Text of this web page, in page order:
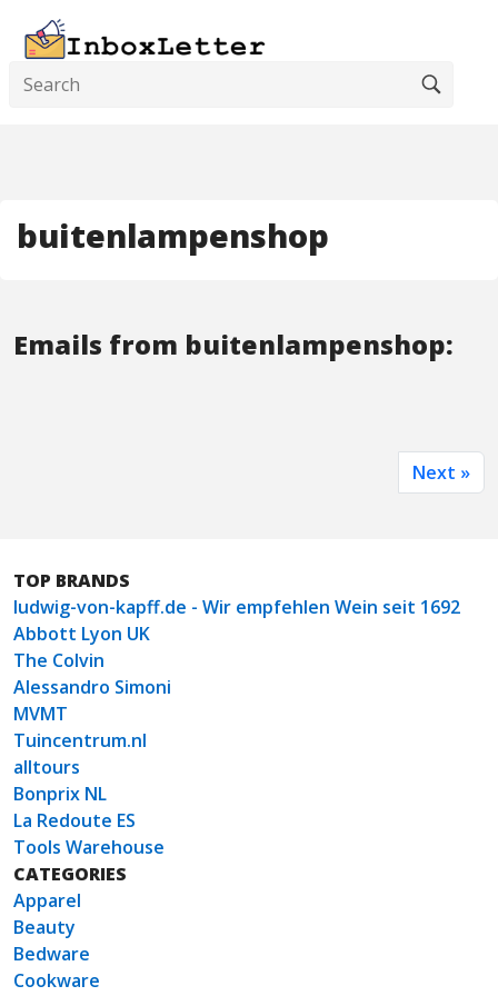
buitenlampenshop
Emails from buitenlampenshop:
Next »
TOP BRANDS
ludwig-von-kapff.de - Wir empfehlen Wein seit 1692
Abbott Lyon UK
The Colvin
Alessandro Simoni
MVMT
Tuincentrum.nl
alltours
Bonprix NL
La Redoute ES
Tools Warehouse
CATEGORIES
Apparel
Beauty
Bedware
Cookware